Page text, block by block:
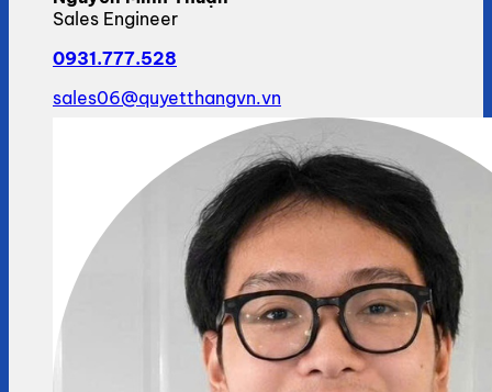
Sales Engineer
0931.777.528
sales06@quyetthangvn.vn